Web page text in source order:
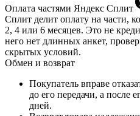
Оплата частями Яндекс Сплит
Сплит делит оплату на части,
2, 4 или 6 месяцев. Это не
него нет длинных анкет,
скрытых условий.
Обмен и возврат
Покупатель вправе
до его передачи, а после
дней.